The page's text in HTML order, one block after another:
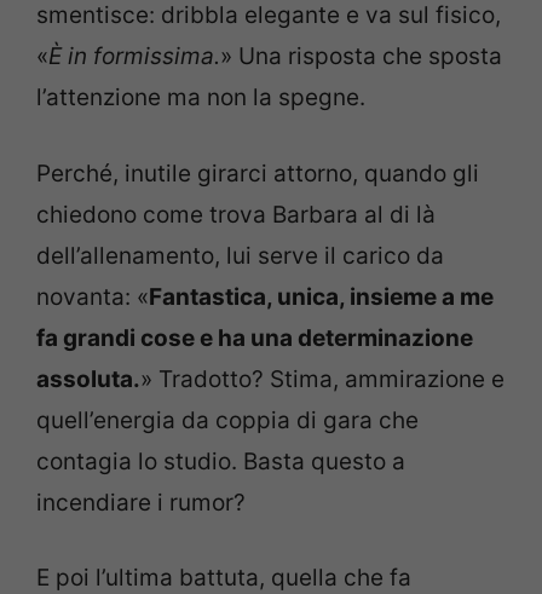
smentisce: dribbla elegante e va sul fisico,
«È in formissima.» Una risposta che sposta
l’attenzione ma non la spegne.
Perché, inutile girarci attorno, quando gli
chiedono come trova Barbara al di là
dell’allenamento, lui serve il carico da
novanta: «Fantastica, unica, insieme a me
fa grandi cose e ha una determinazione
assoluta.» Tradotto? Stima, ammirazione e
quell’energia da coppia di gara che
contagia lo studio. Basta questo a
incendiare i rumor?
E poi l’ultima battuta, quella che fa